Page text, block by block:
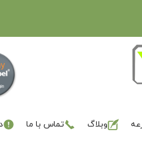
وبلاگ تماس با ما